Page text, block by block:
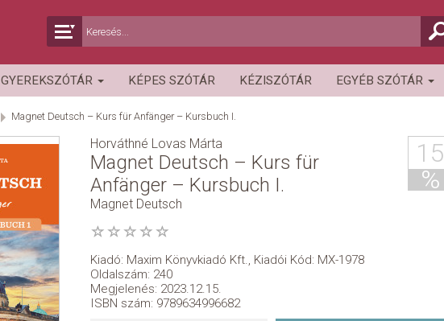
GYEREKSZÓTÁR KÉPES SZÓTÁR KÉZISZÓTÁR EGYÉB SZÓTÁR
Magnet Deutsch – Kurs für Anfänger – Kursbuch I.
Horváthné Lovas Márta
Magnet Deutsch – Kurs für
Anfänger – Kursbuch I.
Magnet Deutsch
15
%
Kiadó: Maxim Könyvkiadó Kft.
Kiadói Kód: MX-1978
Oldalszám: 240
Megjelenés: 2023.12.15.
ISBN szám: 9789634996682